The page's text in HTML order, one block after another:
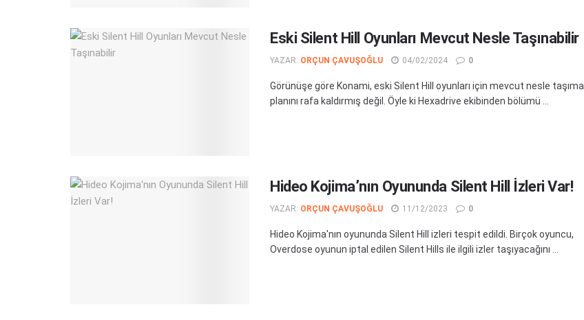
Eski Silent Hill Oyunları Mevcut Nesle Taşınabilir
YAZAR: ORÇUN ÇAVUŞOĞLU 04/02/2024 0
Görünüşe göre Konami, eski Silent Hill oyunları için mevcut nesle taşıma
planını rafa kaldırmış değil. Öyle ki Hexadrive ekibinden bölümü ...
Hideo Kojima’nın Oyununda Silent Hill İzleri Var!
YAZAR: ORÇUN ÇAVUŞOĞLU 11/12/2023 0
Hideo Kojima'nın oyununda Silent Hill izleri tespit edildi. Birçok oyuncu,
Overdose oyunun iptal edilen Silent Hills ile ilgili izler taşıyacağını ...